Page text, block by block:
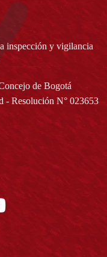
inspección y vigilancia
de Bogotá
- Resolución N° 023653